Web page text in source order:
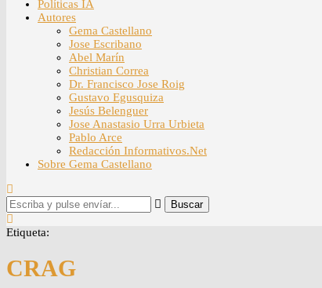
Políticas IA
Autores
Gema Castellano
Jose Escribano
Abel Marín
Christian Correa
Dr. Francisco Jose Roig
Gustavo Egusquiza
Jesús Belenguer
Jose Anastasio Urra Urbieta
Pablo Arce
Redacción Informativos.Net
Sobre Gema Castellano
Buscar
Etiqueta:
CRAG